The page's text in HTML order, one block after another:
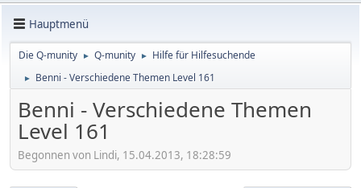
Hauptmenü
Die Q-munity ► Q-munity ► Hilfe für Hilfesuchende
► Benni - Verschiedene Themen Level 161
Benni - Verschiedene Themen
Level 161
Begonnen von Lindi, 15.04.2013, 18:28:59